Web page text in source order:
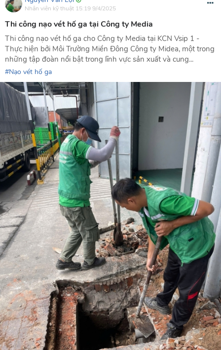
Nhân viên kỹ thuật 15:19 9/4/2025
Thi công nạo vét hố ga tại Công ty Media
Thi công nạo vét hố ga cho Công ty Media tại KCN Vsip 1 -
Thực hiện bởi Môi Trường Miền Đông Công ty Midea, một trong
những tập đoàn nổi bật trong lĩnh vực sản xuất và cung...
Nạo vét hố ga